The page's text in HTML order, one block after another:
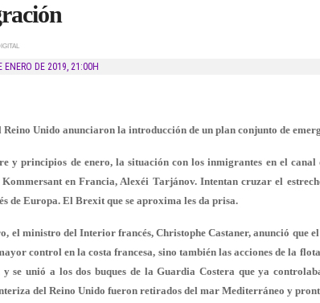
ENERO DE 2019, 21:00H
Unido anunciaron la introducción de un plan conjunto de
y principios de enero, la situación con los inmigrantes en el canal
en Francia, Alexéi Tarjánov. Intentan cruzar el
de Europa. El Brexit que se aproxima les da prisa.
el ministro del Interior francés, Christophe Castaner, anunció
control en la costa francesa, sino también las acciones de la
y se unió a los dos buques de la Guardia Costera que ya
del Reino Unido fueron retirados del mar Mediterráneo y